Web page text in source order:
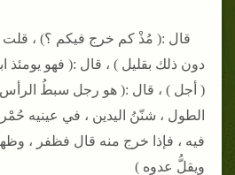
قال :( مُذْ كم خرج فيكم ؟) ،
دون ذلك بقليل ) ، قال :( فهو يومئذ
( أجل ) ، قال :( هو رجل سبطُ
الطول ، شنّنُ اليدين ، في عينيه
فيه ، فإذا خرج منه قال فظفر ،
ويقلُّ عدوه )